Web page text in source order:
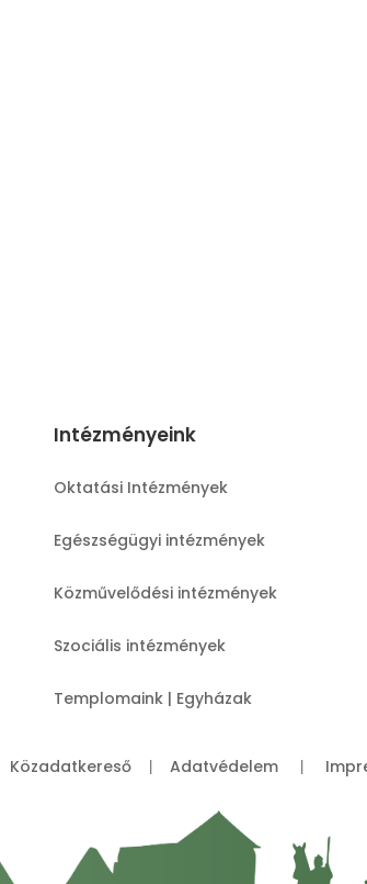
Intézményeink
Oktatási Intézmények
Egészségügyi intézmények
Közművelődési intézmények
Szociális intézmények
Templomaink | Egyházak
Közadatkereső Adatvédelem